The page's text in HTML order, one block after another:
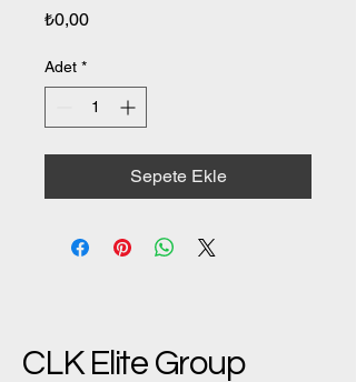
₺0,00Fiyat
Adet *
Sepete Ekle
CLK Elite Group